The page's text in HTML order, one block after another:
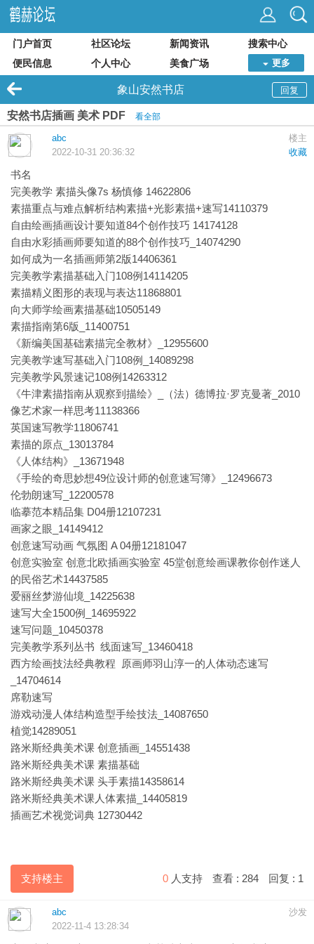
门户首页 社区论坛 新闻资讯
搜索中心
便民信息
个人中心 美食广场 更多
回复
象山安然书店
安然书店插画 美术 PDF 看全部
楼主
abc
收藏
2022-10-31 20:36:32
书名
完美教学 素描头像7s 杨慎修 14622806
素描重点与难点解析结构素描+光影素描+速写14110379
自由绘画插画设计要知道84个创作技巧 14174128
自由水彩插画师要知道的88个创作技巧_14074290
如何成为一名插画师第2版14406361
完美教学素描基础入门108例14114205
素描精义图形的表现与表达11868801
向大师学绘画素描基础10505149
素描指南第6版_11400751
《新编美国基础素描完全教材》_12955600
完美教学速写基础入门108例_14089298
完美教学风景速记108例14263312
《牛津素描指南从观察到描绘》_（法）德博拉·罗克曼著_2010
像艺术家一样思考11138366
英国速写教学11806741
素描的原点_13013784
《人体结构》_13671948
《手绘的奇思妙想49位设计师的创意速写簿》_12496673
伦勃朗速写_12200578
临摹范本精品集 D04册12107231
画家之眼_14149412
创意速写动画 气氛图 A 04册12181047
创意实验室 创意北欧插画实验室 45堂创意绘画课教你创作迷人
的民俗艺术14437585
爱丽丝梦游仙境_14225638
速写大全1500例_14695922
速写问题_10450378
完美教学系列丛书 线面速写_13460418
西方绘画技法经典教程 原画师羽山淳一的人体动态速写
_14704614
席勒速写
游戏动漫人体结构造型手绘技法_14087650
植觉14289051
路米斯经典美术课 创意插画_14551438
路米斯经典美术课 素描基础
路米斯经典美术课 头手素描14358614
路米斯经典美术课人体素描_14405819
插画艺术视觉词典 12730442
支持楼主 0 人支持 查看 : 284 回复 : 1
沙发
abc
2022-11-4 13:28:34